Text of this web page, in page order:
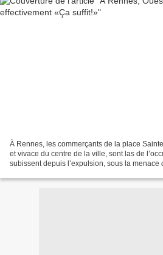
À Rennes, les commerçants de la place
et vivace du centre de la ville, sont las de
subissent depuis l’expulsion, sous la menace